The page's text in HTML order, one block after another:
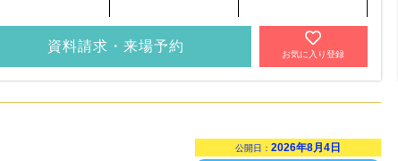
資料請求・来場予約
お気に入り登録
公開日： 2026年8月4日